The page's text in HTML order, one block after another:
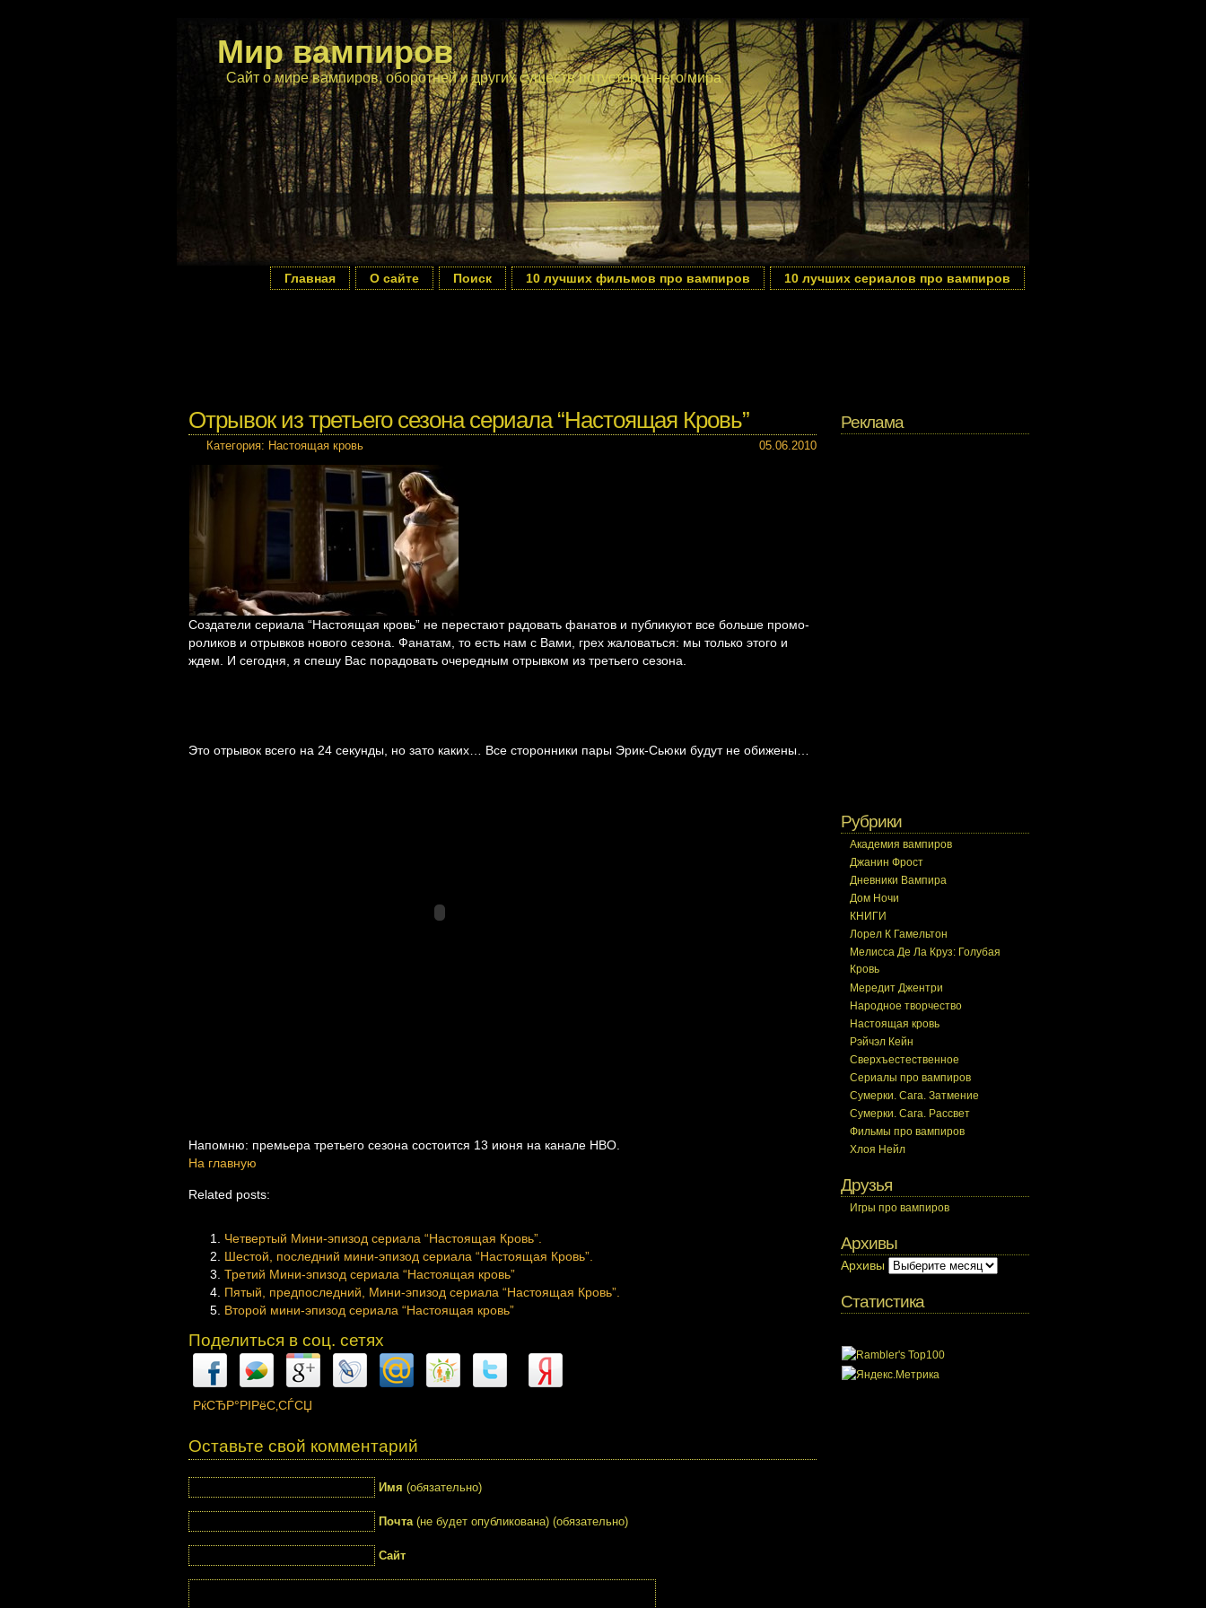
Мир вампиров
Сайт о мире вампиров, оборотней и других существ потустороннего мира
Главная О сайте Поиск 10 лучших фильмов про вампиров 10 лучших сериалов про вампиров
Отрывок из третьего сезона сериала “Настоящая Кровь”
Категория: Настоящая кровь 05.06.2010
Создатели сериала “Настоящая кровь” не перестают радовать фанатов и публикуют все больше промо-
роликов и отрывков нового сезона. Фанатам, то есть нам с Вами, грех жаловаться: мы только этого и
ждем. И сегодня, я спешу Вас порадовать очередным отрывком из третьего сезона.
Это отрывок всего на 24 секунды, но зато каких… Все сторонники пары Эрик-Сьюки будут не обижены…
Напомню: премьера третьего сезона состоится 13 июня на канале HBO.
На главную
Related posts:
Четвертый Мини-эпизод сериала “Настоящая Кровь”.
Шестой, последний мини-эпизод сериала “Настоящая Кровь”.
Третий Мини-эпизод сериала “Настоящая кровь”
Пятый, предпоследний, Мини-эпизод сериала “Настоящая Кровь”.
Второй мини-эпизод сериала “Настоящая кровь”
Поделиться в соц. сетях
РќСЂР°РІРёС‚СЃСЏ
Оставьте свой комментарий
Имя (обязательно)
Почта(не будет опубликована) (обязательно)
Сайт
Реклама
Рубрики
Академия вампиров
Джанин Фрост
Дневники Вампира
Дом Ночи
КНИГИ
Лорел К Гамельтон
Мелисса Де Ла Круз: Голубая
Кровь
Мередит Джентри
Народное творчество
Настоящая кровь
Рэйчэл Кейн
Сверхъестественное
Сериалы про вампиров
Сумерки. Сага. Затмение
Сумерки. Сага. Рассвет
Фильмы про вампиров
Хлоя Нейл
Друзья
Игры про вампиров
Архивы
Архивы
Статистика